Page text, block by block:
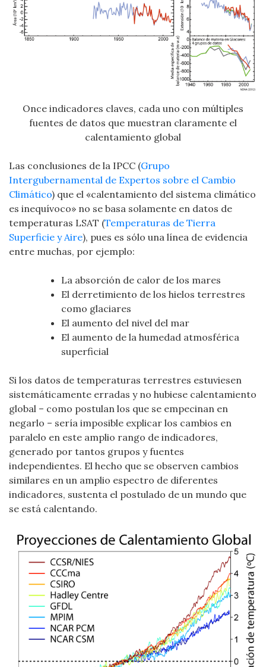
Once indicadores claves, cada uno con múltiples
fuentes de datos que muestran claramente el
calentamiento global
Las conclusiones de la IPCC (Grupo
Intergubernamental de Expertos sobre el Cambio
Climático) que el «calentamiento del sistema climático
es inequívoco» no se basa solamente en datos de
temperaturas LSAT (Temperaturas de Tierra
Superficie y Aire), pues es sólo una línea de evidencia
entre muchas, por ejemplo:
La absorción de calor de los mares
El derretimiento de los hielos terrestres
como glaciares
El aumento del nivel del mar
El aumento de la humedad atmosférica
superficial
Si los datos de temperaturas terrestres estuviesen
sistemáticamente erradas y no hubiese calentamiento
global – como postulan los que se empecinan en
negarlo – sería imposible explicar los cambios en
paralelo en este amplio rango de indicadores,
generado por tantos grupos y fuentes
independientes. El hecho que se observen cambios
similares en un amplio espectro de diferentes
indicadores, sustenta el postulado de un mundo que
se está calentando.